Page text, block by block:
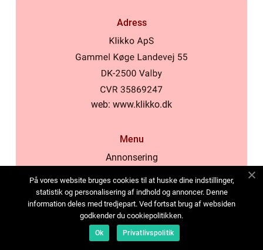
Adress
web: www.klikko.dk
Menu
Annonsering
Cookies
Kontakta oss
Sitemap
På vores website bruges cookies til at huske dine indstillinger,
statistik og personalisering af indhold og annoncer. Denne
information deles med tredjepart. Ved fortsat brug af websiden
godkender du cookiepolitikken.
Ok Privatlivspolitik